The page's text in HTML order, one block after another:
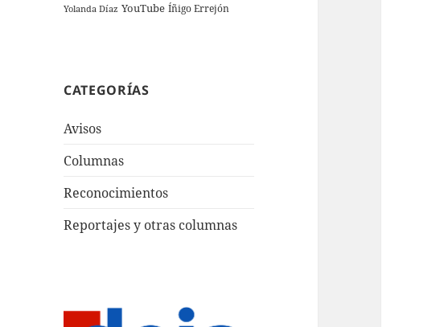
Yolanda Díaz YouTube Íñigo Errejón
CATEGORÍAS
Avisos
Columnas
Reconocimientos
Reportajes y otras columnas